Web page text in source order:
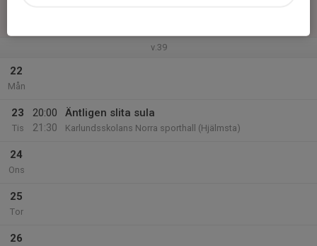
v.39
22
Mån
23
Tis
20:00
21:30
Äntligen slita sula
Karlundsskolans Norra sporthall (Hjälmsta)
24
Ons
25
Tor
26